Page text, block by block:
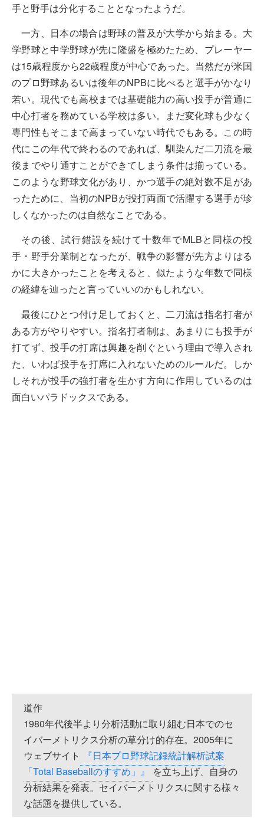
手と野手は分化することとなったようだ。
一方、日本の場合は野球の普及が大学から始まる。大
学野球と中学野球が先に隆盛を極めたため、プレーヤー
は15歳程度から22歳程度が中心であった。当然だが米国
のプロ野球あるいは後年のNPBに比べると選手がかなり
若い。現代でも高校までは基礎能力の高い投手が普通に
中心打者を務めている学校は多い。まだ変化球も少なく
専門性もそこまで高まっていない時代でもある。この時
代にこの年代で終わるのであれば、馴染んだ二刀流を最
後までやり通すことができてしまう条件は揃っている。
このような野球文化があり、かつ選手の絶対数不足があ
ったために、当初のNPBが投打両面で活躍する選手が珍
しくなかったのは自然なことである。
その後、試行錯誤を続けて十数年でMLBと同様の投
手・野手分業制となったが、戦争の影響が先方よりはる
かに大きかったことを考えると、似たような年数で同様
の経緯を辿ったと言っていいのかもしれない。
最後にひとつ付け足しておくと、二刀流は指名打者が
ある方がやりやすい。指名打者制は、あまりにも投手が
打てず、投手の打席は興趣を削ぐという理由で導入され
た、いわば投手を打席に入れないためのルールだ。しか
しそれが投手の強打者を生かす方向に作用しているのは
面白いパラドックスである。
道作
1980年代後半より分析活動に取り組む日本でのセ
イバーメトリクス分析の草分け的存在。2005年に
ウェブサイト
『日本プロ野球記録統計解析試案
「Total Baseballのすすめ」』
を立ち上げ、自身の
分析結果を発表。セイバーメトリクスに関する様々
な話題を提供している。